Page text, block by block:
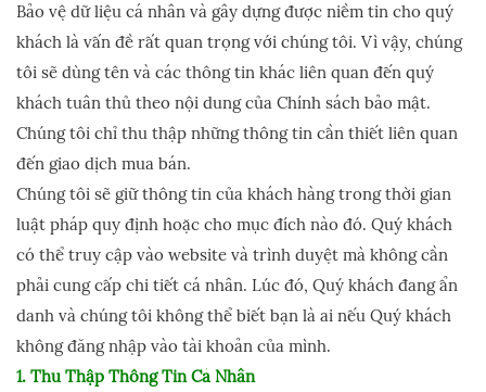
Bảo vệ dữ liệu cá nhân và gây dựng được niềm tin cho quý
khách là vấn đề rất quan trọng với chúng tôi. Vì vậy, chúng
tôi sẽ dùng tên và các thông tin khác liên quan đến quý
khách tuân thủ theo nội dung của Chính sách bảo mật.
Chúng tôi chỉ thu thập những thông tin cần thiết liên quan
đến giao dịch mua bán.
Chúng tôi sẽ giữ thông tin của khách hàng trong thời gian
luật pháp quy định hoặc cho mục đích nào đó. Quý khách
có thể truy cập vào website và trình duyệt mà không cần
phải cung cấp chi tiết cá nhân. Lúc đó, Quý khách đang ẩn
danh và chúng tôi không thể biết bạn là ai nếu Quý khách
không đăng nhập vào tài khoản của mình.
1. Thu Thập Thông Tin Cá Nhân